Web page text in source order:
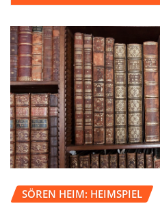
SÖREN HEIM: HEIMSPIEL